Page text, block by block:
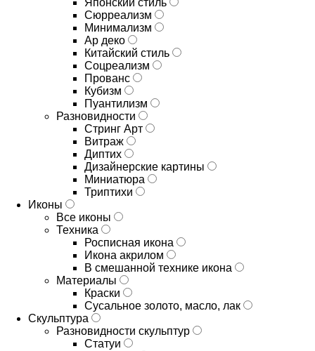
Японский стиль
Сюрреализм
Минимализм
Ар деко
Китайский стиль
Соцреализм
Прованс
Кубизм
Пуантилизм
Разновидности
Стринг Арт
Витраж
Диптих
Дизайнерские картины
Миниатюра
Триптихи
Иконы
Все иконы
Техника
Росписная икона
Икона акрилом
В смешанной технике икона
Материалы
Краски
Сусальное золото, масло, лак
Скульптура
Разновидности скульптур
Статуи